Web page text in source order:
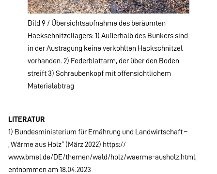
Bild 9 / Übersichtsaufnahme des beräumten
Hackschnitzellagers: 1) Außerhalb des Bunkers sind
in der Austragung keine verkohlten Hackschnitzel
vorhanden. 2) Federblattarm, der über den Boden
streift 3) Schraubenkopf mit offensichtlichem
Materialabtrag
LITERATUR
1) Bundesministerium für Ernährung und Landwirtschaft –
„Wärme aus Holz“ (März 2022) https://
www.bmel.de/DE/themen/wald/holz/waerme-ausholz.html,
entnommen am 18.04.2023